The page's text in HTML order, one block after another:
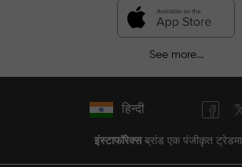
See more...
हिन्दी
इंस्टाफॉरेक्सब्रांड एक पंजीकृत